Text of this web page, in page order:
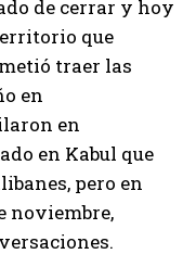
de cerrar y hoy
que
traer las
en
en
en Kabul que
pero en
noviembre,